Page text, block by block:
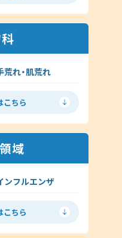
血圧
化器内科
荒れ・肌荒れ
虫
状疱疹
イドロキノン
こちら
域
ンフルエンザ
粉症
耳炎
こちら